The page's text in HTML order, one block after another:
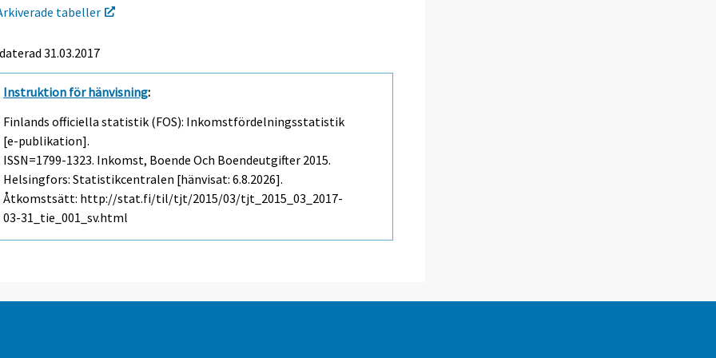
tabeller
31.03.2017
Instruktion för hänvisning:
Finlands officiella statistik (FOS): Inkomstfördelningsstatistik
[e-publikation].
ISSN=1799-1323. Inkomst, Boende Och Boendeutgifter 2015.
Helsingfors: Statistikcentralen [hänvisat: 6.8.2026].
Åtkomstsätt: http://stat.fi/til/tjt/2015/03/tjt_2015_03_2017-
03-31_tie_001_sv.html